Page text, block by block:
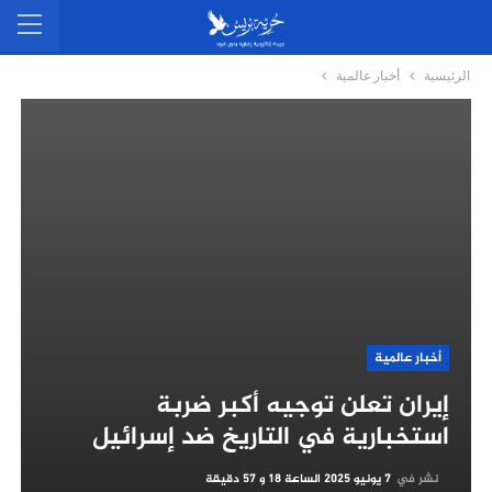
الرئيسية أخبار عالمية
أخبار عالمية
إيران تعلن توجيه أكبر ضربة
استخبارية في التاريخ ضد إسرائيل
نشر في 7 يونيو 2025 الساعة 18 و 57 دقيقة